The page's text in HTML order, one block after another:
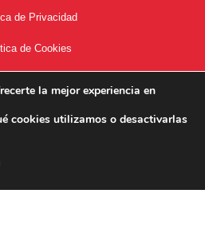
de Privacidad
de Cookies
la mejor experiencia en
cookies utilizamos o desactivarlas